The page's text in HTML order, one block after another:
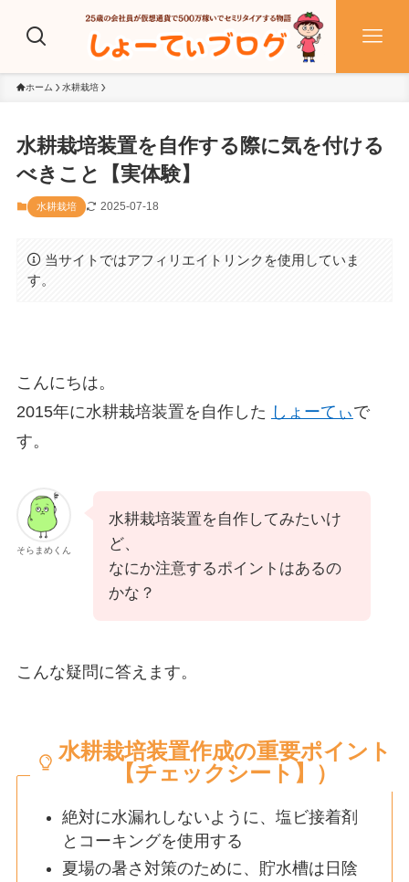
ホーム 水耕栽培
水耕栽培装置を自作する際に気を付ける
べきこと【実体験】
水耕栽培 2025-07-18
当サイトではアフィリエイトリンクを使用していま
す。
こんにちは。
2015年に水耕栽培装置を自作した しょーてぃで
す。
そらまめくん
水耕栽培装置を自作してみたいけ
ど、
なにか注意するポイントはあるの
かな？
こんな疑問に答えます。
水耕栽培装置作成の重要ポイント
【チェックシート】）
絶対に水漏れしないように、塩ビ接着剤
とコーキングを使用する
夏場の暑さ対策のために、貯水槽は日陰